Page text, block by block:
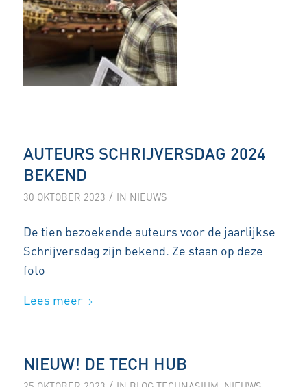
AUTEURS SCHRIJVERSDAG 2024
BEKEND
30 OKTOBER 2023 / IN NIEUWS
De tien bezoekende auteurs voor de jaarlijkse
Schrijversdag zijn bekend. Ze staan op deze
foto
Lees meer
NIEUW! DE TECH HUB